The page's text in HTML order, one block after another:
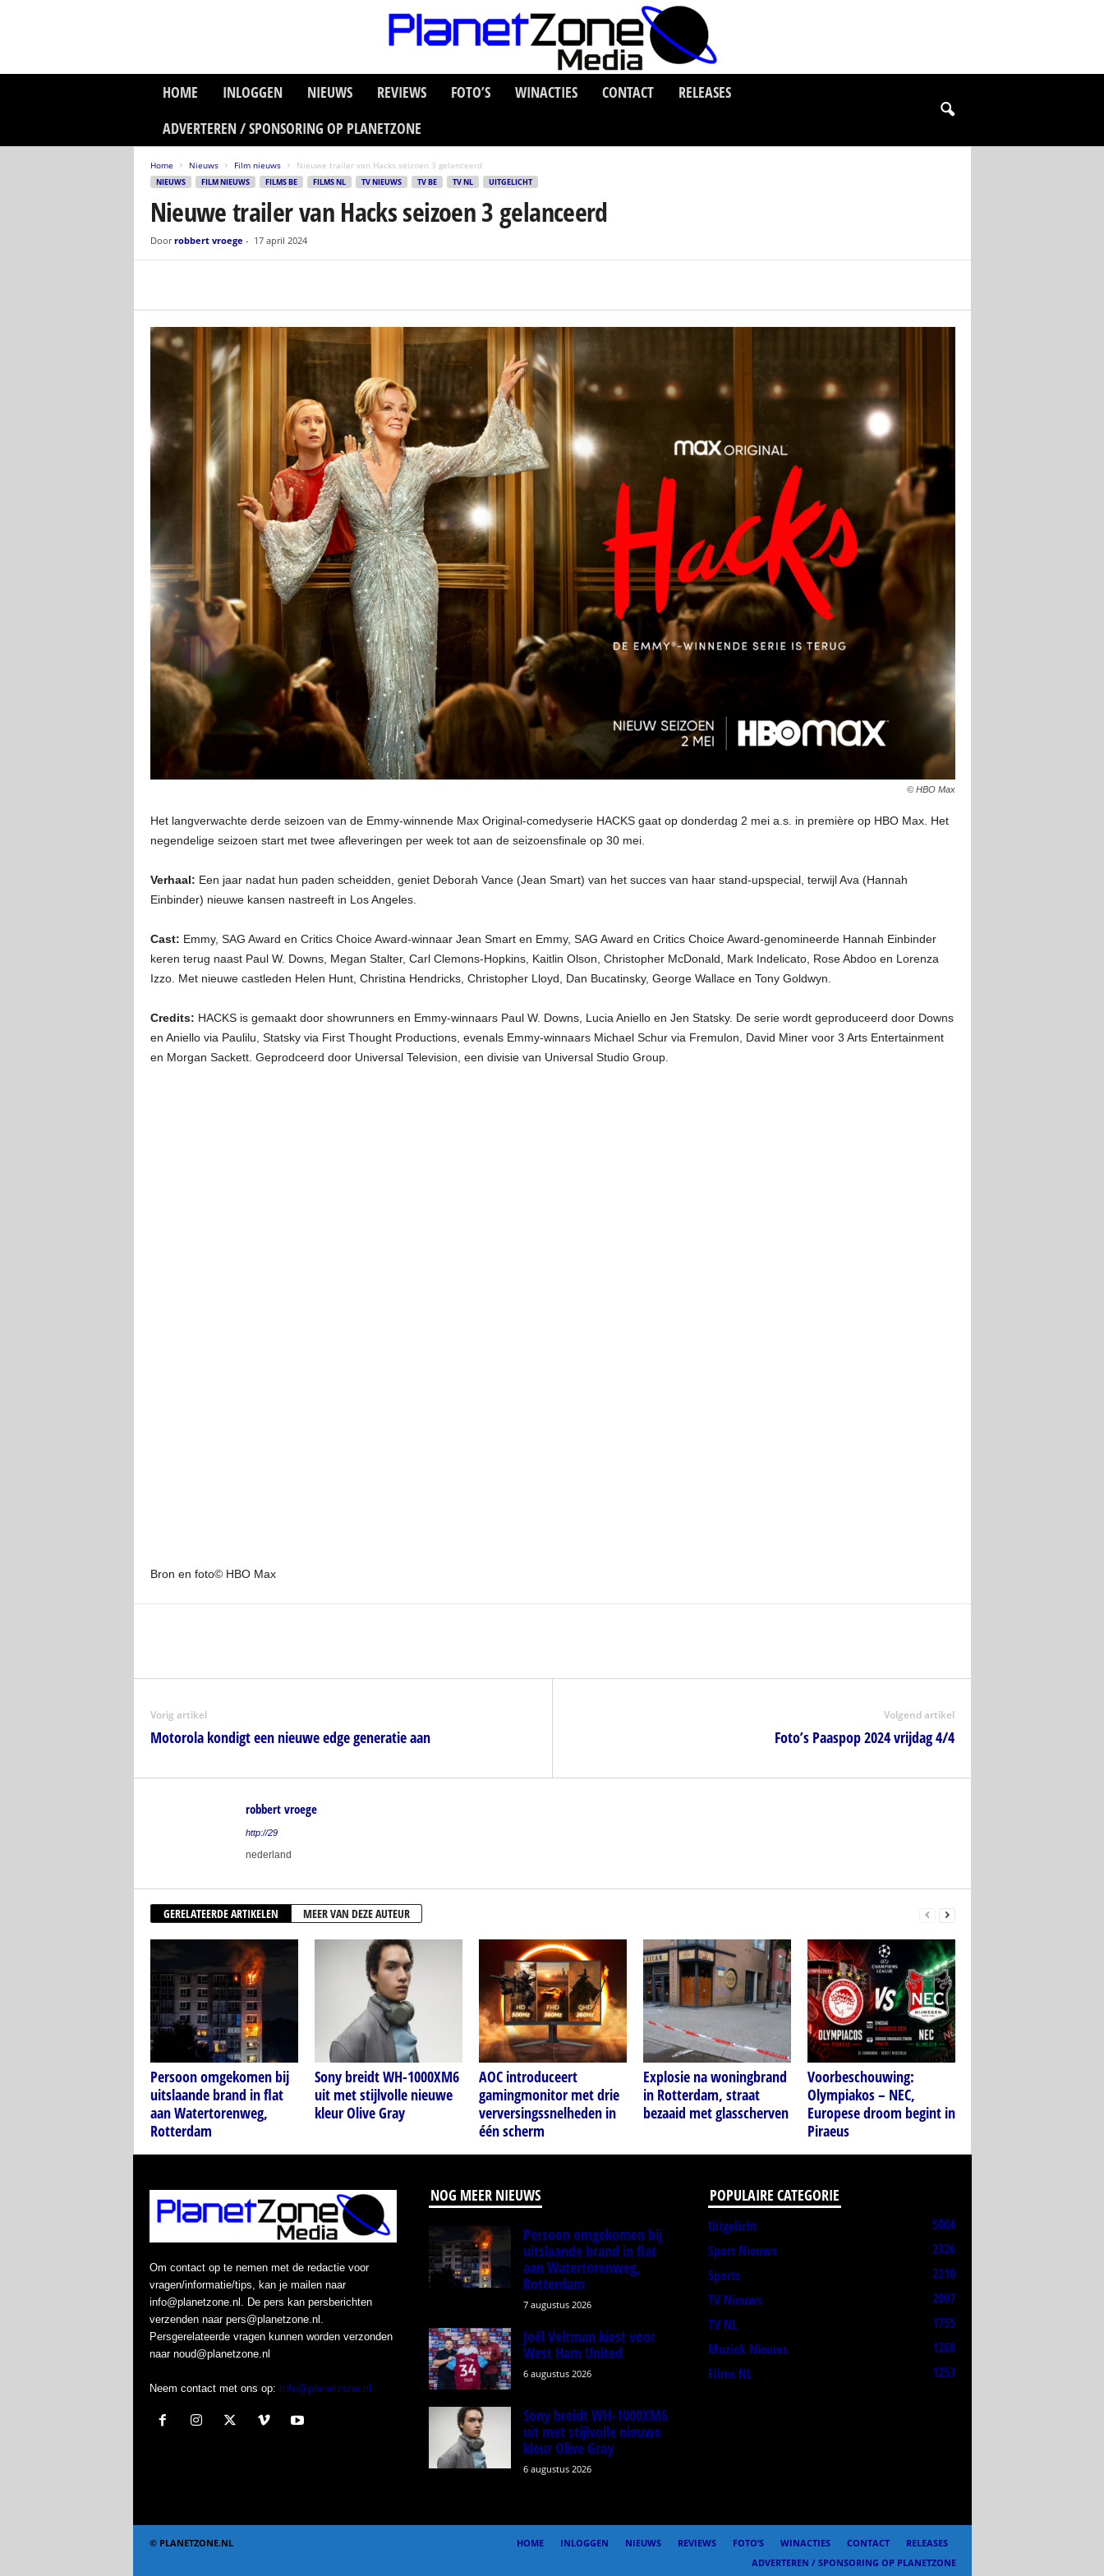
HOME INLOGGEN NIEUWS REVIEWS FOTO’S WINACTIES CONTACT
RELEASES
ADVERTEREN / SPONSORING OP PLANETZONE
Home Nieuws Film nieuws Nieuwe trailer van Hacks seizoen 3 gelanceerd
NIEUWS FILM NIEUWS FILMS BE FILMS NL TV NIEUWS TV BE TV NL UITGELICHT
Nieuwe trailer van Hacks seizoen 3 gelanceerd
Door robbert vroege - 17 april 2024
© HBO Max
Het langverwachte derde seizoen van de Emmy-winnende Max Original-comedyserie HACKS gaat op donderdag 2 mei a.s. in première op HBO Max. Het
negendelige seizoen start met twee afleveringen per week tot aan de seizoensfinale op 30 mei.
Verhaal: Een jaar nadat hun paden scheidden, geniet Deborah Vance (Jean Smart) van het succes van haar stand-upspecial, terwijl Ava (Hannah
Einbinder) nieuwe kansen nastreeft in Los Angeles.
Cast: Emmy, SAG Award en Critics Choice Award-winnaar Jean Smart en Emmy, SAG Award en Critics Choice Award-genomineerde Hannah Einbinder
keren terug naast Paul W. Downs, Megan Stalter, Carl Clemons-Hopkins, Kaitlin Olson, Christopher McDonald, Mark Indelicato, Rose Abdoo en Lorenza
Izzo. Met nieuwe castleden Helen Hunt, Christina Hendricks, Christopher Lloyd, Dan Bucatinsky, George Wallace en Tony Goldwyn.
Credits: HACKS is gemaakt door showrunners en Emmy-winnaars Paul W. Downs, Lucia Aniello en Jen Statsky. De serie wordt geproduceerd door Downs
en Aniello via Paulilu, Statsky via First Thought Productions, evenals Emmy-winnaars Michael Schur via Fremulon, David Miner voor 3 Arts Entertainment
en Morgan Sackett. Geprodceerd door Universal Television, een divisie van Universal Studio Group.
Bron en foto© HBO Max
Vorig artikel
Motorola kondigt een nieuwe edge generatie aan
Volgend artikel
Foto’s Paaspop 2024 vrijdag 4/4
robbert vroege
http://29
nederland
GERELATEERDE ARTIKELEN MEER VAN DEZE AUTEUR
Persoon omgekomen bij
uitslaande brand in flat
aan Watertorenweg,
Rotterdam
Sony breidt WH-1000XM6
uit met stijlvolle nieuwe
kleur Olive Gray
AOC introduceert
gamingmonitor met drie
verversingssnelheden in
één scherm
Explosie na woningbrand
in Rotterdam, straat
bezaaid met glasscherven
Voorbeschouwing:
Olympiakos – NEC,
Europese droom begint in
Piraeus
Om contact op te nemen met de redactie voor
vragen/informatie/tips, kan je mailen naar
info@planetzone.nl. De pers kan persberichten
verzenden naar pers@planetzone.nl.
Persgerelateerde vragen kunnen worden verzonden
naar noud@planetzone.nl
Neem contact met ons op: Info@planetzone.nl
NOG MEER NIEUWS
Persoon omgekomen bij
uitslaande brand in flat
aan Watertorenweg,
Rotterdam
7 augustus 2026
Joël Veltman kiest voor
West Ham United
6 augustus 2026
Sony breidt WH-1000XM6
uit met stijlvolle nieuwe
kleur Olive Gray
6 augustus 2026
POPULAIRE CATEGORIE
Uitgelicht
5004
Sport Nieuws
2326
Sports
2210
TV Nieuws
2097
TV NL
1755
Muziek Nieuws
1268
Films NL
1253
HOME INLOGGEN NIEUWS REVIEWS FOTO’S WINACTIES CONTACT
RELEASES
ADVERTEREN / SPONSORING OP PLANETZONE
© PLANETZONE.NL